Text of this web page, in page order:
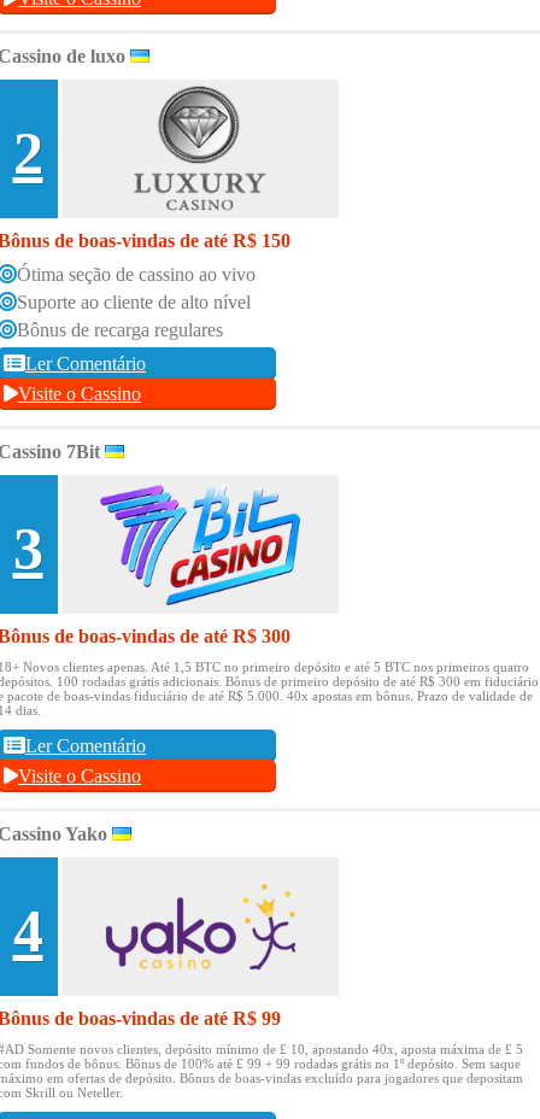
de luxo
2
de boas-vindas de até R$ 150
Ótima seção de cassino ao vivo
Suporte ao cliente de alto nível
Bônus de recarga regulares
Ler Comentário
Visite o Cassino
7Bit
3
de boas-vindas de até R$ 300
Novos clientes apenas. Até 1,5 BTC no primeiro depósito e até 5 BTC nos primeiros quatro
100 rodadas grátis adicionais. Bônus de primeiro depósito de até R$ 300 em fiduciário
pacote de boas-vindas fiduciário de até R$ 5.000. 40x apostas em bônus. Prazo de validade de
dias.
Ler Comentário
Visite o Cassino
Yako
4
de boas-vindas de até R$ 99
Somente novos clientes, depósito mínimo de £ 10, apostando 40x, aposta máxima de £ 5
fundos de bônus. Bônus de 100% até £ 99 + 99 rodadas grátis no 1º depósito. Sem saque
em ofertas de depósito. Bônus de boas-vindas excluído para jogadores que depositam
Skrill ou Neteller.